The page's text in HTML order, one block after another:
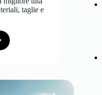
taglie e